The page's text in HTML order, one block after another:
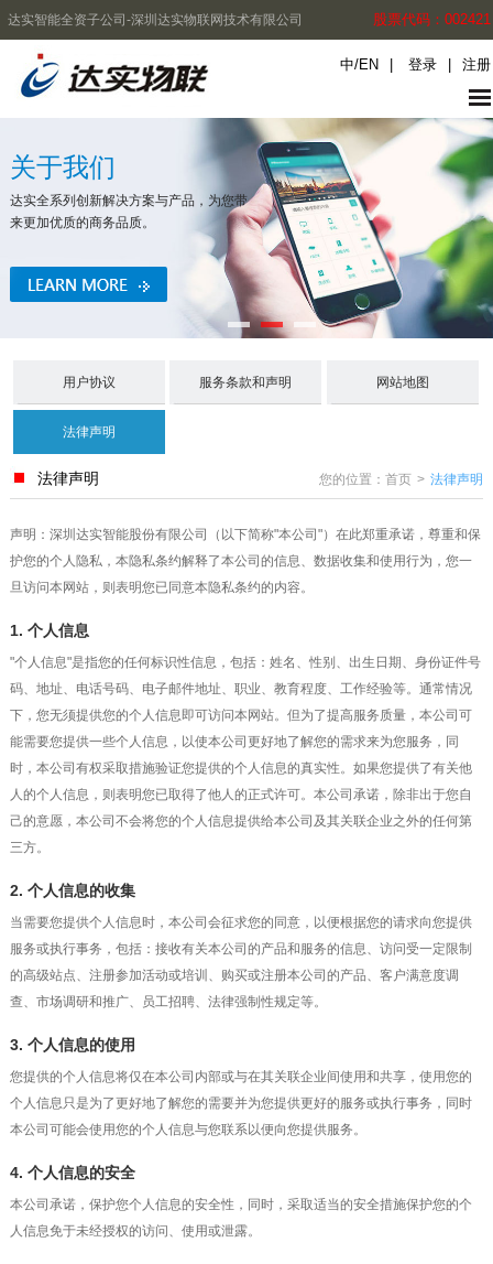
达实智能全资子公司-深圳达实物联网技术有限公司 股票代码：002421
中/EN 登录 注册
关于我们
达实全系列创新解决方案与产品，为您带
来更加优质的商务品质。
用户协议 服务条款和声明 网站地图
法律声明
法律声明 您的位置：首页 > 法律声明
声明：深圳达实智能股份有限公司（以下简称"本公司"）在此郑重承诺，尊重和保
护您的个人隐私，本隐私条约解释了本公司的信息、数据收集和使用行为，您一
旦访问本网站，则表明您已同意本隐私条约的内容。
1. 个人信息
"个人信息"是指您的任何标识性信息，包括：姓名、性别、出生日期、身份证件号
码、地址、电话号码、电子邮件地址、职业、教育程度、工作经验等。通常情况
下，您无须提供您的个人信息即可访问本网站。但为了提高服务质量，本公司可
能需要您提供一些个人信息，以使本公司更好地了解您的需求来为您服务，同
时，本公司有权采取措施验证您提供的个人信息的真实性。如果您提供了有关他
人的个人信息，则表明您已取得了他人的正式许可。本公司承诺，除非出于您自
己的意愿，本公司不会将您的个人信息提供给本公司及其关联企业之外的任何第
三方。
2. 个人信息的收集
当需要您提供个人信息时，本公司会征求您的同意，以便根据您的请求向您提供
服务或执行事务，包括：接收有关本公司的产品和服务的信息、访问受一定限制
的高级站点、注册参加活动或培训、购买或注册本公司的产品、客户满意度调
查、市场调研和推广、员工招聘、法律强制性规定等。
3. 个人信息的使用
您提供的个人信息将仅在本公司内部或与在其关联企业间使用和共享，使用您的
个人信息只是为了更好地了解您的需要并为您提供更好的服务或执行事务，同时
本公司可能会使用您的个人信息与您联系以便向您提供服务。
4. 个人信息的安全
本公司承诺，保护您个人信息的安全性，同时，采取适当的安全措施保护您的个
人信息免于未经授权的访问、使用或泄露。